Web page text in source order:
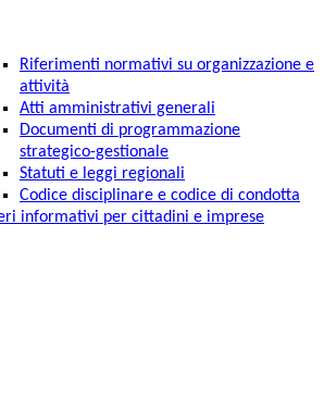
Riferimenti normativi su organizzazione e
attività
Atti amministrativi generali
Documenti di programmazione
strategico-gestionale
Statuti e leggi regionali
Codice disciplinare e codice di condotta
informativi per cittadini e imprese